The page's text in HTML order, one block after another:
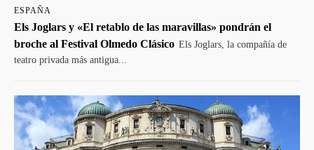
ESPAÑA
Els Joglars y «El retablo de las maravillas» pondrán el
broche al Festival Olmedo Clásico Els Joglars, la compañía de
teatro privada más antigua...